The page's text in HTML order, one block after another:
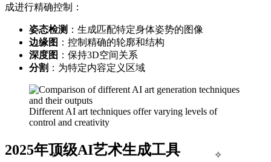
✧ ✧
成进行精确控制：
姿态检测 ：生成匹配特定身体姿势的图像
边缘图 ：控制精确的轮廓和结构
深度图 ：保持3D空间关系
分割 ：为特定内容定义区域
Different AI art techniques offer varying levels of
control and creativity
2025年顶级AI艺术生成工具